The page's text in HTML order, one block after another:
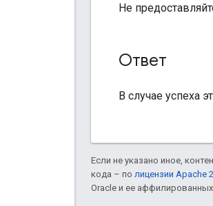
Не
Ответ
В случае успеха
Если не указано иное,
кода – по лицензии Apache
Oracle и ее аффилированных